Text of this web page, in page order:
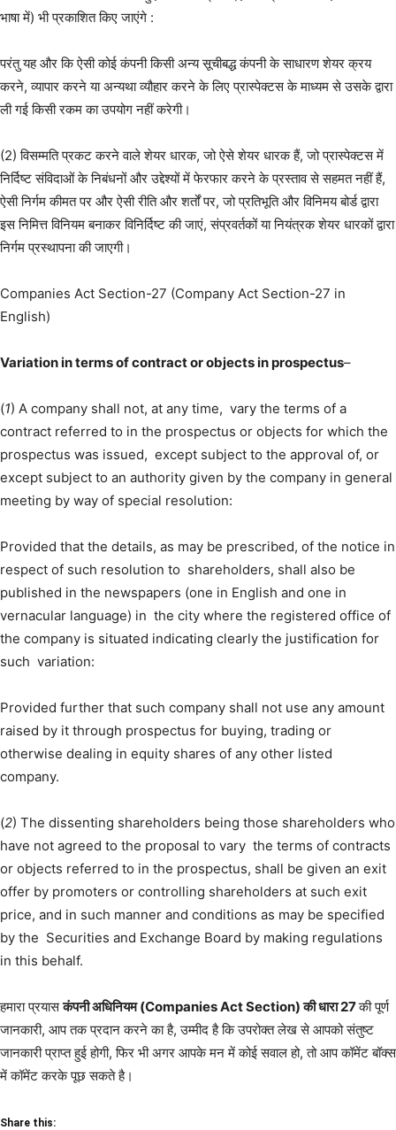
भाषा में) भी प्रकाशित किए जाएंगे :
परंतु यह और कि ऐसी कोई कंपनी किसी अन्य सूचीबद्ध कंपनी के साधारण शेयर क्रय
करने, व्यापार करने या अन्यथा व्यौहार करने के लिए प्रास्पेक्टस के माध्यम से उसके द्वारा
ली गई किसी रकम का उपयोग नहीं करेगी।
(2) विसम्मति प्रकट करने वाले शेयर धारक, जो ऐसे शेयर धारक हैं, जो प्रास्पेक्टस में
निर्दिष्ट संविदाओं के निबंधनों और उद्देश्यों में फेरफार करने के प्रस्ताव से सहमत नहीं हैं,
ऐसी निर्गम कीमत पर और ऐसी रीति और शर्तों पर, जो प्रतिभूति और विनिमय बोर्ड द्वारा
इस निमित्त विनियम बनाकर विनिर्दिष्ट की जाएं, संप्रवर्तकों या नियंत्रक शेयर धारकों द्वारा
निर्गम प्रस्थापना की जाएगी।
Companies Act Section-27 (Company Act Section-27 in
English)
Variation in terms of contract or objects in prospectus–
(1) A company shall not, at any time, vary the terms of a
contract referred to in the prospectus or objects for which the
prospectus was issued, except subject to the approval of, or
except subject to an authority given by the company in general
meeting by way of special resolution:
Provided that the details, as may be prescribed, of the notice in
respect of such resolution to shareholders, shall also be
published in the newspapers (one in English and one in
vernacular language) in the city where the registered office of
the company is situated indicating clearly the justification for
such variation:
Provided further that such company shall not use any amount
raised by it through prospectus for buying, trading or
otherwise dealing in equity shares of any other listed
company.
(2) The dissenting shareholders being those shareholders who
have not agreed to the proposal to vary the terms of contracts
or objects referred to in the prospectus, shall be given an exit
offer by promoters or controlling shareholders at such exit
price, and in such manner and conditions as may be specified
by the Securities and Exchange Board by making regulations
in this behalf.
हमारा प्रयासकंपनी अधिनियम (Companies Act Section) की धारा 27की पूर्ण
जानकारी, आप तक प्रदान करने का है, उम्मीद है कि उपरोक्त लेख से आपको संतुष्ट
जानकारी प्राप्त हुई होगी, फिर भी अगर आपके मन में कोई सवाल हो, तो आप कॉमेंट बॉक्स
में कॉमेंट करके पूछ सकते है।
Share this: